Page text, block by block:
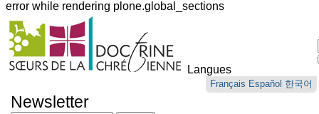
error while rendering plone.global_sections
Outils
personnels
Langues
Français Español 한국어
au
contenu.
Newsletter